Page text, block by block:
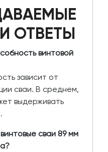
ОТВЕТЫ
винтовой
зависит от
сваи. В среднем,
выдерживать
сваи 89 мм